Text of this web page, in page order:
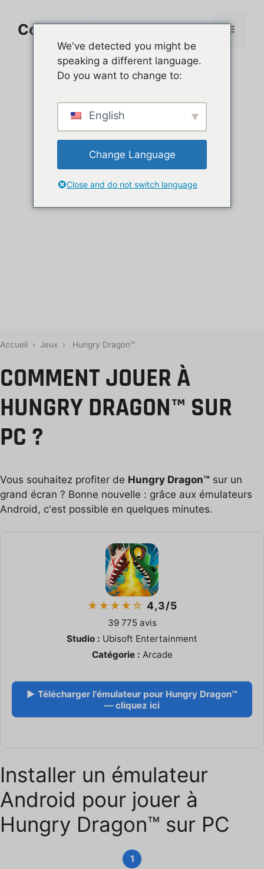
contenuComment jouer sur PC Menu
Accueil › Jeux › Hungry Dragon™
COMMENT JOUER À
HUNGRY DRAGON™ SUR
PC ?
Vous souhaitez profiter de Hungry Dragon™ sur un
grand écran ? Bonne nouvelle : grâce aux émulateurs
Android, c'est possible en quelques minutes.
★★★★☆ 4,3/5
39 775 avis
Studio : Ubisoft Entertainment
Catégorie : Arcade
▶ Télécharger l'émulateur pour Hungry Dragon™
— cliquez ici
Installer un émulateur
Android pour jouer à
Hungry Dragon™ sur PC
1
We've detected you might be
speaking a different language.
Do you want to change to:
English
Change Language
Close and do not switch language